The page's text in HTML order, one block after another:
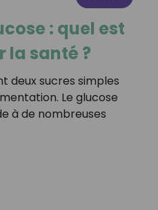
: quel est
la santé ?
deux sucres simples
Le glucose
à de nombreuses